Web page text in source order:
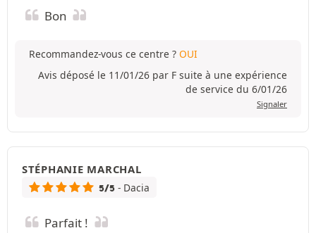
Bon
Recommandez-vous ce centre ? OUI
Avis déposé le 11/01/26 par F suite à une expérience
de service du 6/01/26
Signaler
STÉPHANIE MARCHAL
5/5 - Dacia
Parfait !